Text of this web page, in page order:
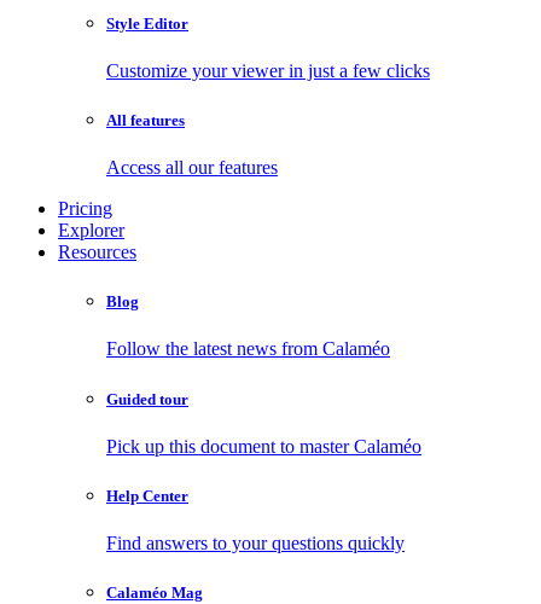
Style Editor
Customize your viewer in just a few clicks
All features
Access all our features
Pricing
Explorer
Resources
Blog
Follow the latest news from Calaméo
Guided tour
Pick up this document to master Calaméo
Help Center
Find answers to your questions quickly
Calaméo Mag